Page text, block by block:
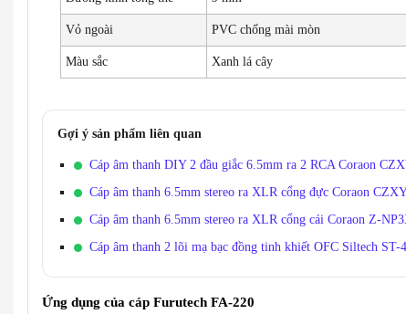
Vỏ ngoài PVC chống mài mòn
Màu sắc Xanh lá cây
Gợi ý sản phẩm liên quan
Cáp âm thanh DIY 2 đầu giắc 6.5mm ra 2 RCA Coraon
Cáp âm thanh 6.5mm stereo ra XLR cổng đực Coraon
Cáp âm thanh 6.5mm stereo ra XLR cổng cái Coraon Z-
Cáp âm thanh 2 lõi mạ bạc đồng tinh khiết OFC Siltech ST-
Ứng dụng của cáp Furutech FA-220